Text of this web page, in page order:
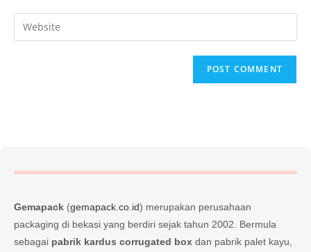
Gemapack (gemapack.co.id) merupakan perusahaan
packaging di bekasi yang berdiri sejak tahun 2002. Bermula
sebagai pabrik kardus corrugated box dan pabrik palet kayu,